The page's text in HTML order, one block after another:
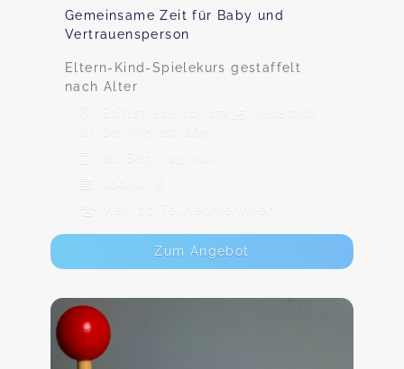
Gemeinsame Zeit für Baby und
Vertrauensperson
Eltern-Kind-Spielekurs gestaffelt
nach Alter
Stiftstraße 10, 67435 Neustadt
an der Weinstraße
21. Sep - 23. Nov
100,00 €
Max. 10 TeilnehmerInnen
Zum Angebot